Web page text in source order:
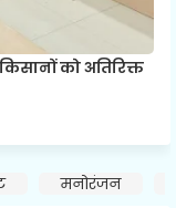
को अतिरिक्त
मनोरंजन